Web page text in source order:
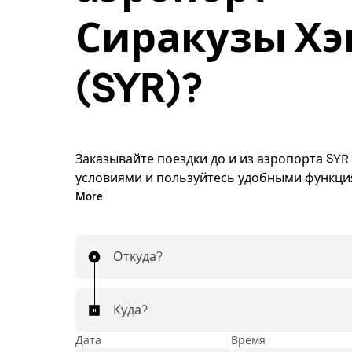
Сиракузы
(SYR)?
Заказывайте поездки до и из аэропорта
условиями и пользуйтесь удобными
приложения Uber. Забронируйте поездку
Поездки до и из аэропорта — это просто!
More
Откуда?
Куда?
Дата Время